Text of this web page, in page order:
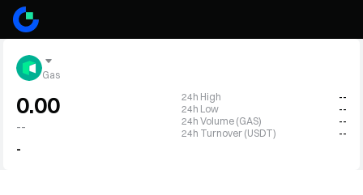
Gas
0.00
--
-
24h High
--
24h Low
--
24h Volume (GAS)
--
24h Turnover (USDT)
--